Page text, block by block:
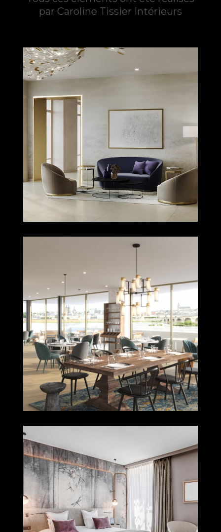
par Caroline Tissier Intérieurs